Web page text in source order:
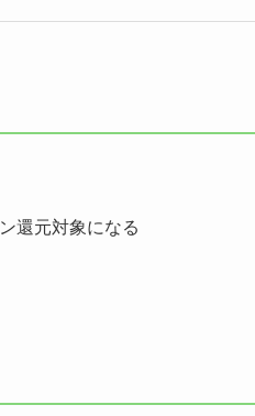
還元対象になる